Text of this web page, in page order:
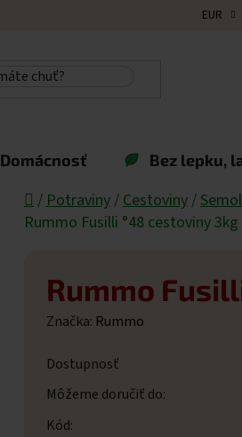
EUR
Domácnosť Bez lepku,
Domov
/ Potraviny / Cestoviny /
Rummo Fusilli °48 cestoviny 3kg
Rummo
Značka: Rummo
Dostupnosť
Môžeme doručiť do:
Kód: